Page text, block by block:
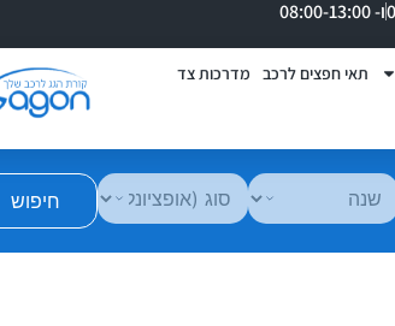
ו- 08:00-13:00
תאי חפצים לרכב מדרכות צד
חיפוש